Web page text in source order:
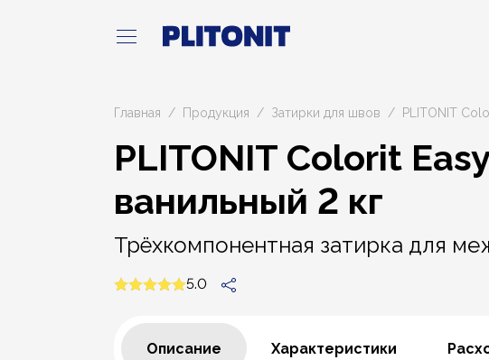
Главная Продукция Затирки для швов PLITONIT
PLITONIT Colorit
ванильный 2 кг
Трёхкомпонентная затирка для
5.0
Описание Характеристики